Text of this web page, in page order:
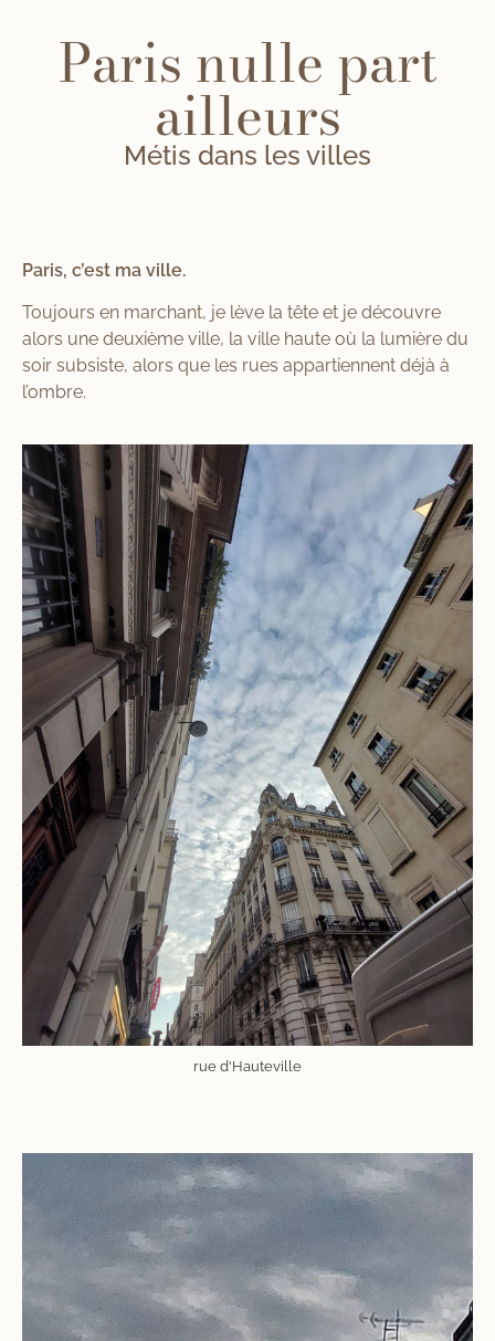
Paris nulle part
ailleurs
Métis dans les villes
Paris, c’est ma ville.
Toujours en marchant, je lève la tête et je découvre
alors une deuxième ville, la ville haute où la lumière du
soir subsiste, alors que les rues appartiennent déjà à
l’ombre.
rue d'Hauteville